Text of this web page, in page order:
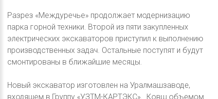
Разрез «Междуречье» продолжает модернизацию
парка горной техники. Второй из пяти закупленных
электрических экскаваторов приступил к выполнению
производственных задач. Остальные поступят и будут
смонтированы в ближайшие месяцы.
Новый экскаватор изготовлен на Уралмашзаводе,
входящем в Группу «УЗТМ-КАРТЭКС». Ковш объемом